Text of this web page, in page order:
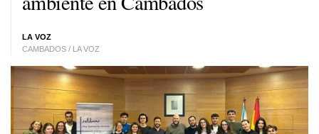
LA VOZ
CAMBADOS / LA VOZ